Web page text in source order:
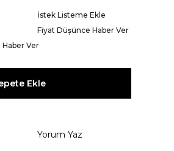
İstek Listeme Ekle
Fiyat Düşünce Haber Ver
Haber Ver
Yorum Yaz